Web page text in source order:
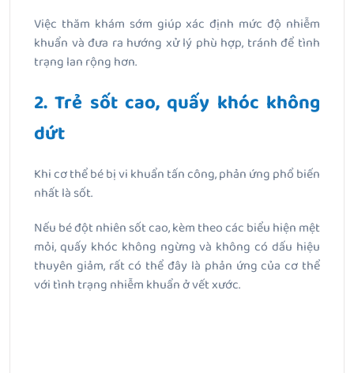
Việc thăm khám sớm giúp xác định mức độ nhiễm
khuẩn và đưa ra hướng xử lý phù hợp, tránh để tình
trạng lan rộng hơn.
2. Trẻ sốt cao, quấy khóc không
dứt
Khi cơ thể bé bị vi khuẩn tấn công, phản ứng phổ biến
nhất là sốt.
Nếu bé đột nhiên sốt cao, kèm theo các biểu hiện mệt
mỏi, quấy khóc không ngừng và không có dấu hiệu
thuyên giảm, rất có thể đây là phản ứng của cơ thể
với tình trạng nhiễm khuẩn ở vết xước.